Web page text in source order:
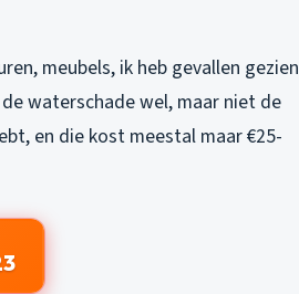
meubels, ik heb gevallen gezien
waterschade wel, maar niet de
en die kost meestal maar €25-